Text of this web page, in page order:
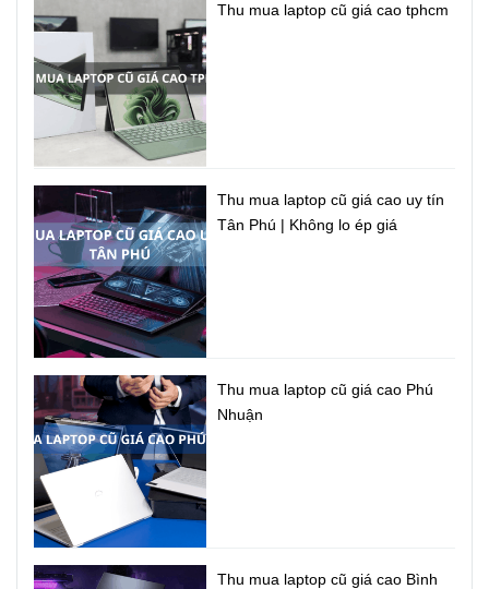
Thu mua laptop cũ giá cao tphcm
Thu mua laptop cũ giá cao uy tín
Tân Phú | Không lo ép giá
Thu mua laptop cũ giá cao Phú
Nhuận
Thu mua laptop cũ giá cao Bình